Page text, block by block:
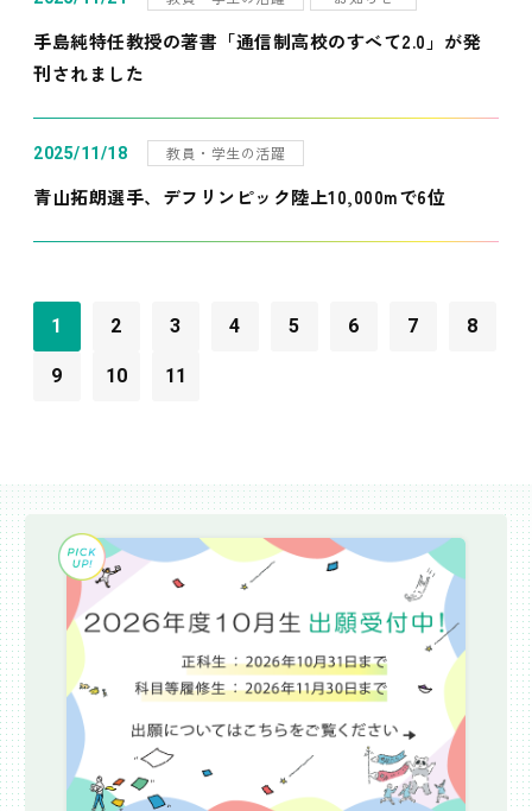
手島純特任教授の著書「通信制高校のすべて2.0」が発
刊されました
2025/11/18 教員・学生の活躍
青山拓朗選手、デフリンピック陸上10,000mで6位
1 2 3 4 5 6 7 8
9 10 11